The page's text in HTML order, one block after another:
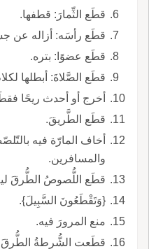
قطَع الثِّمارَ: قطفها.
قطَع رأسَه: أزاله عن
قطَع عضوًا: بتره.
قطَع الصَّلاةَ: أبطلها
أخرج أو أحدث ريحًا
قطَع الطَّريقَ.
أخاف المارّة فيه
والمسافرين.
قطَع اللُّصوصُ الطُّرقَ
{وَتَقْطَعُونَ السَّبِيلَ}.
منع المرورَ فيه.
قطَعت الشُّرطةُ الطُّرقَ